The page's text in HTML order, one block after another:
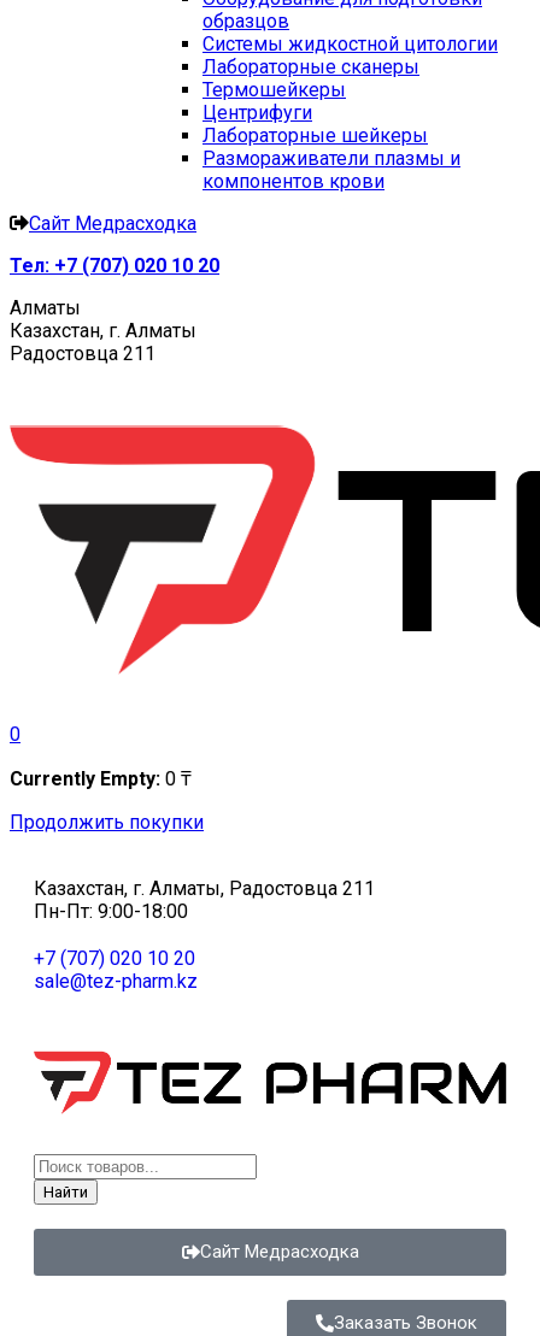
образцов
Системы жидкостной цитологии
Лабораторные сканеры
Термошейкеры
Центрифуги
Лабораторные шейкеры
Размораживатели плазмы и
компонентов крови
Сайт Медрасходка
Тел: +7 (707) 020 10 20
Алматы
Казахстан, г. Алматы
Радостовца 211
0
Currently Empty: 0 ₸
Продолжить покупки
Казахстан, г. Алматы, Радостовца 211
Пн-Пт: 9:00-18:00
+7 (707) 020 10 20
sale@tez-pharm.kz
Найти
Сайт Медрасходка
Заказать Звонок